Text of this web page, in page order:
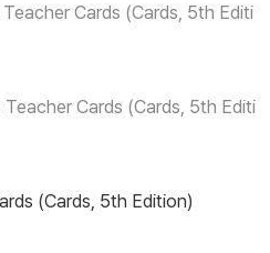
Cards (Cards, 5th Editi
Cards (Cards, 5th Editi
(Cards, 5th Edition)